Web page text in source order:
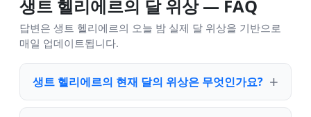
생트 헬리에르의 달 위상 — FAQ
답변은 생트 헬리에르의 오늘 밤 실제 달 위상을 기반으로
매일 업데이트됩니다.
생트 헬리에르의 현재 달의 위상은 무엇인가요?